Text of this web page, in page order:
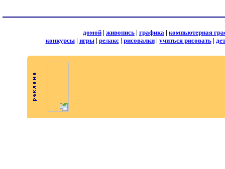
домой | живопись | графика | компьютерная
конкурсы| игры| релакс| рисовалки| учиться рисовать|